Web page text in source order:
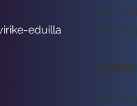
Arkisin
045 7731
Osoite
eduilla